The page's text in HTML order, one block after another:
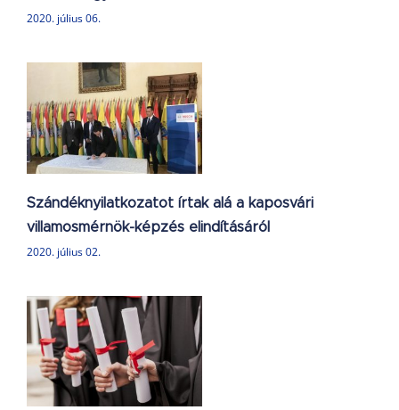
2020. július 06.
Szándéknyilatkozatot írtak alá a kaposvári
villamosmérnök-képzés elindításáról
2020. július 02.